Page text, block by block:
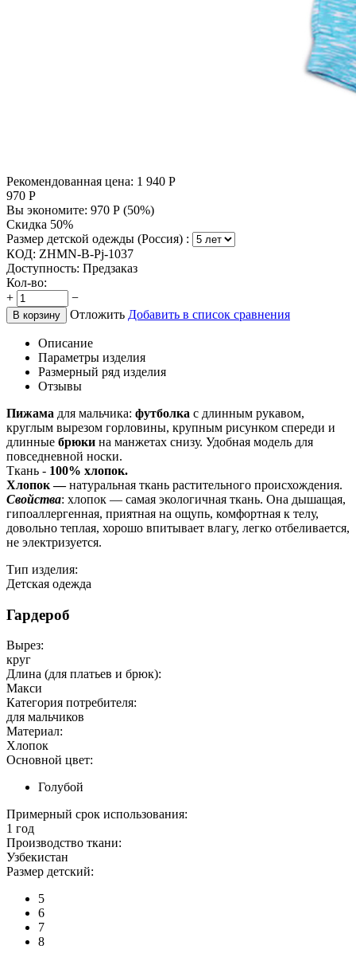
Рекомендованная цена: 1 940 Р
970 Р
Вы экономите: 970 Р (50%)
Скидка 50%
Размер детской одежды (Россия) :
КОД: ZHMN-B-Pj-1037
Доступность: Предзаказ
Кол-во:
+
−
В корзину Отложить Добавить в список сравнения
Описание
Параметры изделия
Размерный ряд изделия
Отзывы
Пижама для мальчика: футболка с длинным рукавом,
круглым вырезом горловины, крупным рисунком спереди и
длинные брюки на манжетах снизу. Удобная модель для
повседневной носки.
Ткань - 100% хлопок.
Хлопок —натуральная ткань растительного происхождения.
Свойства: хлопок — самая экологичная ткань. Она дышащая,
гипоаллергенная, приятная на ощупь, комфортная к телу,
довольно теплая, хорошо впитывает влагу, легко отбеливается,
не электризуется.
Тип изделия:
Детская одежда
Гардероб
Вырез:
круг
Длина (для платьев и брюк):
Макси
Категория потребителя:
для мальчиков
Материал:
Хлопок
Основной цвет:
Голубой
Примерный срок использования:
1 год
Производство ткани:
Узбекистан
Размер детский:
5
6
7
8